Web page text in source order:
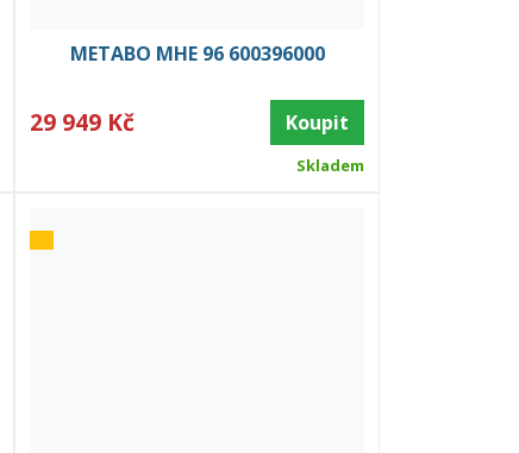
METABO MHE 96 600396000
29 949 Kč Koupit
Skladem